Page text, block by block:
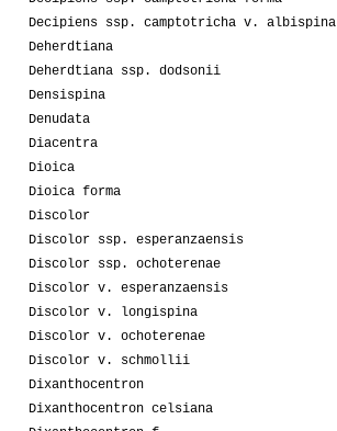
Decipiens ssp. camptotricha v. albispina
Deherdtiana
Deherdtiana ssp. dodsonii
Densispina
Denudata
Diacentra
Dioica
Dioica forma
Discolor
Discolor ssp. esperanzaensis
Discolor ssp. ochoterenae
Discolor v. esperanzaensis
Discolor v. longispina
Discolor v. ochoterenae
Discolor v. schmollii
Dixanthocentron
Dixanthocentron celsiana